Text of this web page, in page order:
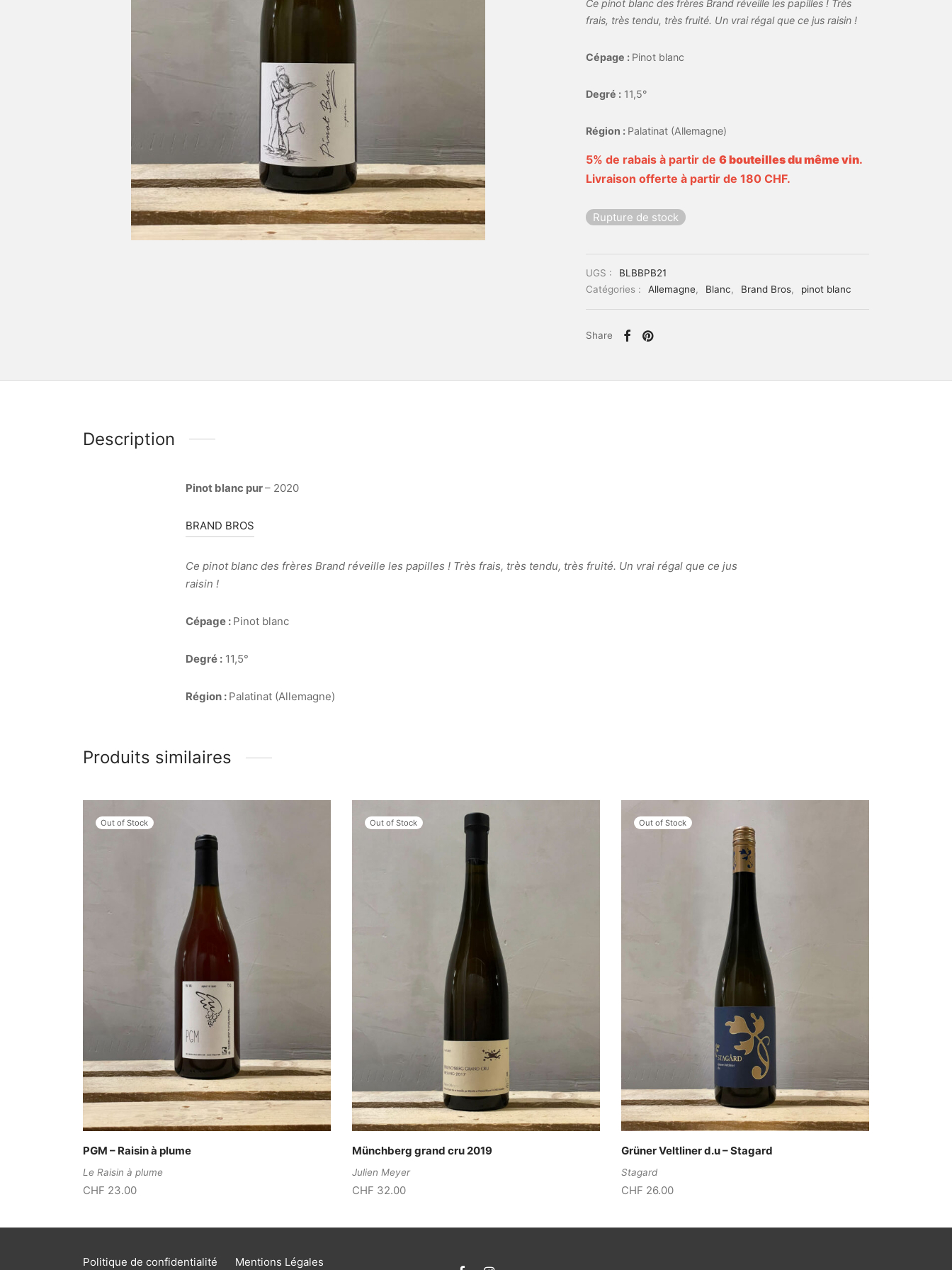
Ce pinot blanc des frères Brand réveille les papilles ! Très
frais, très tendu, très fruité. Un vrai régal que ce jus raisin !
Cépage : Pinot blanc
Degré : 11,5°
Région : Palatinat (Allemagne)
5% de rabais à partir de 6 bouteilles du même vin.
Livraison offerte à partir de 180 CHF.
Rupture de stock
UGS :
BLBBPB21
Catégories :
Allemagne, Blanc, Brand Bros, pinot blanc
Share
Description
Pinot blanc pur– 2020
BRAND BROS
Ce pinot blanc des frères Brand réveille les papilles ! Très frais, très tendu, très fruité. Un vrai régal que ce jus
raisin !
Cépage : Pinot blanc
Degré : 11,5°
Région : Palatinat (Allemagne)
Produits similaires
Out of Stock
PGM – Raisin à plume
Le Raisin à plume
CHF 23.00
Out of Stock
Münchberg grand cru 2019
Julien Meyer
CHF 32.00
Out of Stock
Grüner Veltliner d.u – Stagard
Stagard
CHF 26.00
Politique de confidentialité Mentions Légales